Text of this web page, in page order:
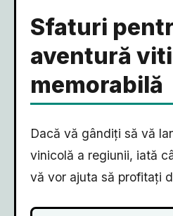
Sfaturi
aventură
memorabilă
Dacă vă gândiți să vă
vinicolă a regiunii, iată
vă vor ajuta să profitați